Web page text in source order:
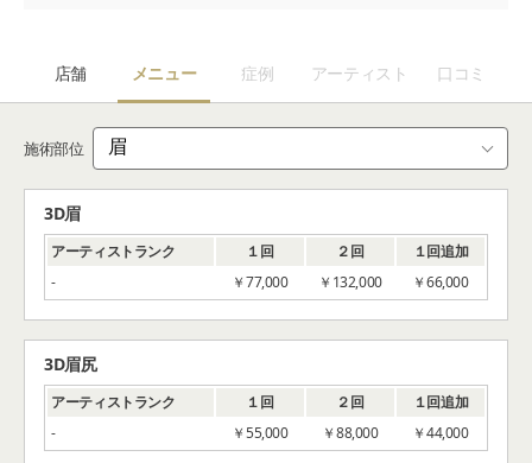
店舗 メニュー 症例 アーティスト 口コミ
施術部位
3D眉
アーティストランク １回 ２回
１回追加
-
￥77,000 ￥132,000 ￥66,000
3D眉尻
アーティストランク １回 ２回
１回追加
-
￥55,000 ￥88,000 ￥44,000